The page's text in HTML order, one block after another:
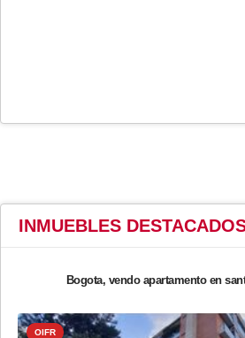
INMUEBLES
Bogota, vendo apartamento en
OIFR